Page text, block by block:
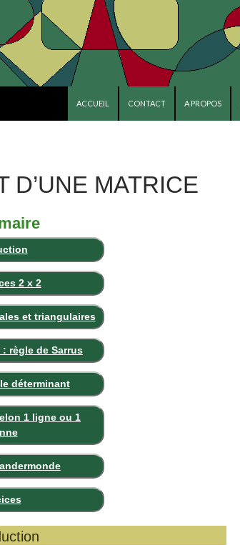
ACCUEIL
CONTACT A PROPOS
D’UNE MATRICE
2 x 2
et triangulaires
règle de Sarrus
déterminant
1 ligne ou 1